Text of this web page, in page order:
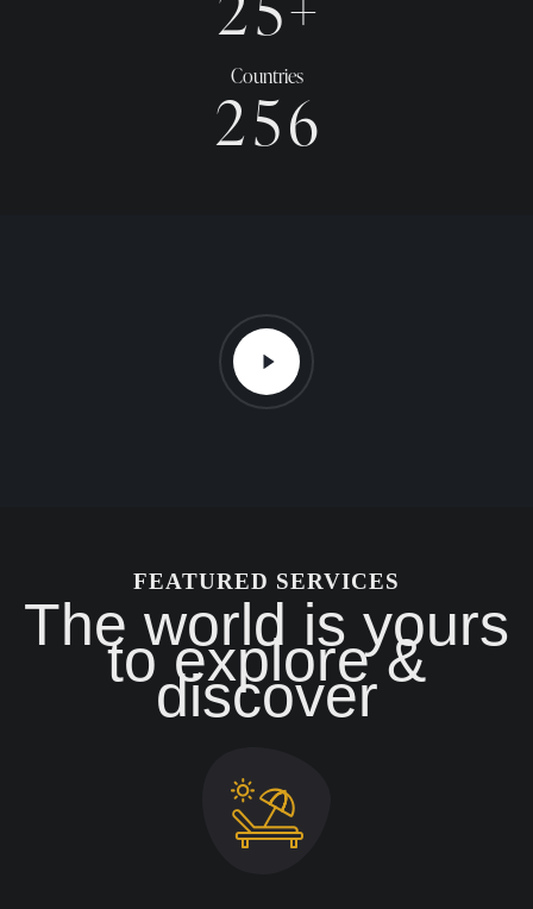
Countries
256
FEATURED SERVICES
The world is yours
to explore &
discover